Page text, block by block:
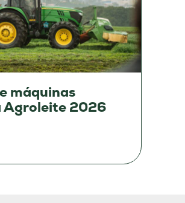
máquinas
Agroleite 2026